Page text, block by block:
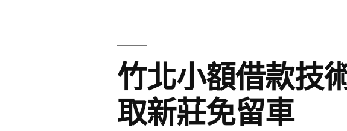
竹北小額借款技
取新莊免留車